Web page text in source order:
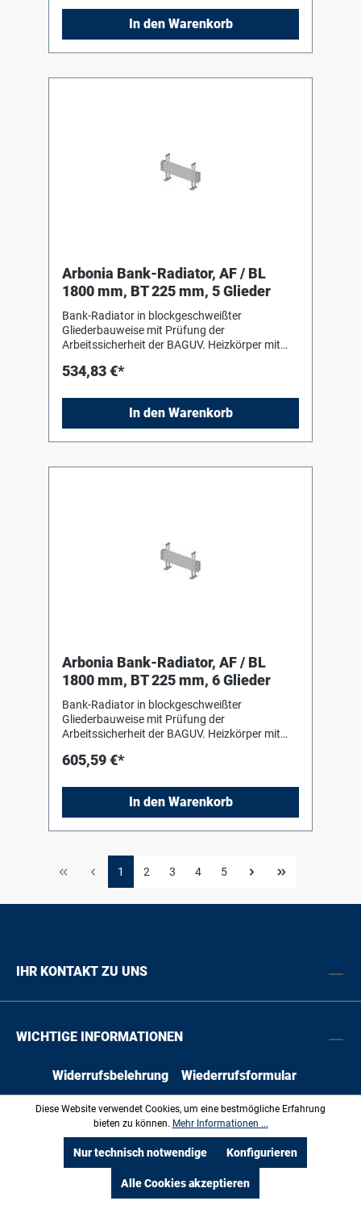
Anschluss- und Blindstopfen sind werkseitig
eingedichtet, in Schrumpffolie verpackt und
soweit erforderlich mit Kantenschutz versehen.
In den Warenkorb
Arbonia Bank-Radiator, AF / BL
1800 mm, BT 225 mm, 5 Glieder
Bank-Radiator in blockgeschweißter
Gliederbauweise mit Prüfung der
Arbeitssicherheit der BAGUV. Heizkörper mit
DIN 55 900-2. Für liegenden Einbau mit Hilfe
Anschluss- und Blindstopfen sind werkseitig
eingedichtet, in Schrumpffolie verpackt und
soweit erforderlich mit Kantenschutz versehen.
534,83 €*
In den Warenkorb
Arbonia Bank-Radiator, AF / BL
1800 mm, BT 225 mm, 6 Glieder
Bank-Radiator in blockgeschweißter
Gliederbauweise mit Prüfung der
Arbeitssicherheit der BAGUV. Heizkörper mit
DIN 55 900-2. Für liegenden Einbau mit Hilfe
Anschluss- und Blindstopfen sind werkseitig
eingedichtet, in Schrumpffolie verpackt und
soweit erforderlich mit Kantenschutz versehen.
605,59 €*
In den Warenkorb
1 2 3 4 5
IHR KONTAKT ZU UNS
WICHTIGE INFORMATIONEN
Widerrufsbelehrung
Wiederrufsformular
Versandkosten
Unsere AGB Kontakt
PE-KO HAUSTECHNIK
Diese Website verwendet Cookies, um eine bestmögliche Erfahrung
bieten zu können. Mehr Informationen ...
Nur technisch notwendige Konfigurieren
Alle Cookies akzeptieren